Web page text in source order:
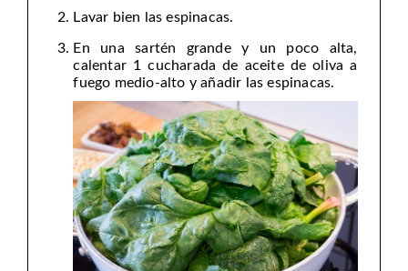
Lavar bien las espinacas.
En una sartén grande y un poco alta,
calentar 1 cucharada de aceite de oliva a
fuego medio-alto y añadir las espinacas.